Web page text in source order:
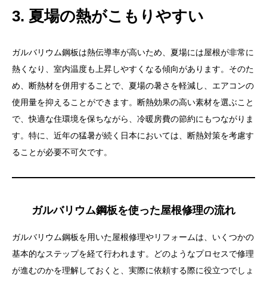
3. 夏場の熱がこもりやすい
ガルバリウム鋼板は熱伝導率が高いため、夏場には屋根が非常に
熱くなり、室内温度も上昇しやすくなる傾向があります。そのた
め、断熱材を併用することで、夏場の暑さを軽減し、エアコンの
使用量を抑えることができます。断熱効果の高い素材を選ぶこと
で、快適な住環境を保ちながら、冷暖房費の節約にもつながりま
す。特に、近年の猛暑が続く日本においては、断熱対策を考慮す
ることが必要不可欠です。
ガルバリウム鋼板を使った屋根修理の流れ
ガルバリウム鋼板を用いた屋根修理やリフォームは、いくつかの
基本的なステップを経て行われます。どのようなプロセスで修理
が進むのかを理解しておくと、実際に依頼する際に役立つでしょ